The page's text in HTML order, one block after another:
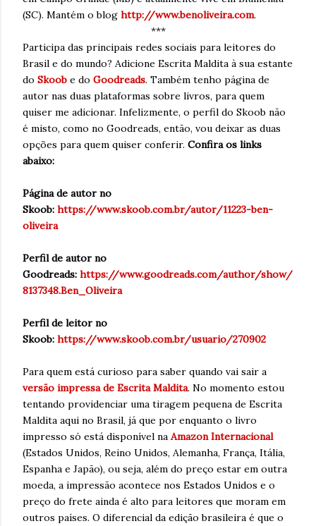
(SC). Mantém o blog http://www.benoliveira.com.
***
Participa das principais redes sociais para leitores do
Brasil e do mundo? Adicione Escrita Maldita à sua estante
do Skoob e do Goodreads. Também tenho página de
autor nas duas plataformas sobre livros, para quem
quiser me adicionar. Infelizmente, o perfil do Skoob não
é misto, como no Goodreads, então, vou deixar as duas
opções para quem quiser conferir. Confira os links
abaixo:
Página de autor no
Skoob: https://www.skoob.com.br/autor/11223-ben-
oliveira
Perfil de autor no
Goodreads: https://www.goodreads.com/author/show/
8137348.Ben_Oliveira
Perfil de leitor no
Skoob: https://www.skoob.com.br/usuario/270902
Para quem está curioso para saber quando vai sair a
versão impressa de Escrita Maldita. No momento estou
tentando providenciar uma tiragem pequena de Escrita
Maldita aqui no Brasil, já que por enquanto o livro
impresso só está disponível na Amazon Internacional
(Estados Unidos, Reino Unidos, Alemanha, França, Itália,
Espanha e Japão), ou seja, além do preço estar em outra
moeda, a impressão acontece nos Estados Unidos e o
preço do frete ainda é alto para leitores que moram em
outros países. O diferencial da edição brasileira é que o